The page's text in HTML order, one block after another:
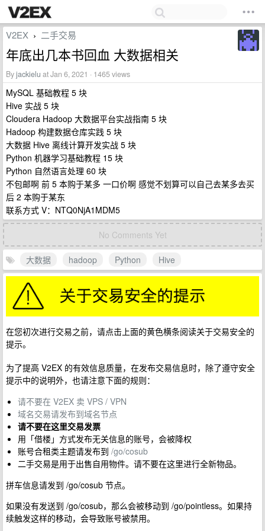
V2EX › 二手交易
年底出几本书回血 大数据相关
Byjackielu at Jan 6, 2021 · 1465 views
MySQL 基础教程 5 块
Hive 实战 5 块
Cloudera Hadoop 大数据平台实战指南 5 块
Hadoop 构建数据仓库实践 5 块
大数据 Hive 离线计算开发实战 5 块
Python 机器学习基础教程 15 块
Python 自然语言处理 60 块
不包邮啊 前 5 本购于某多 一口价啊 感觉不划算可以自己去某多去买
后 2 本购于某东
联系方式 V：NTQ0NjA1MDM5
No Comments Yet
大数据 hadoop Python Hive
在您初次进行交易之前，请点击上面的黄色横条阅读关于交易安全的
提示。
为了提高 V2EX 的有效信息质量，在发布交易信息时，除了遵守安全
提示中的说明外，也请注意下面的规则：
请不要在 V2EX 卖 VPS / VPN
域名交易请发布到域名节点
请不要在这里交易发票
用「借楼」方式发布无关信息的账号，会被降权
账号合租类主题请发布到 /go/cosub
二手交易是用于出售自用物件。请不要在这里进行全新物品。
拼车信息请发到 /go/cosub 节点。
如果没有发送到 /go/cosub，那么会被移动到 /go/pointless。如果持
续触发这样的移动，会导致账号被禁用。